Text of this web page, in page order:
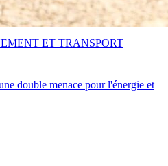
double menace pour l'énergie et
ET TRANSPORT